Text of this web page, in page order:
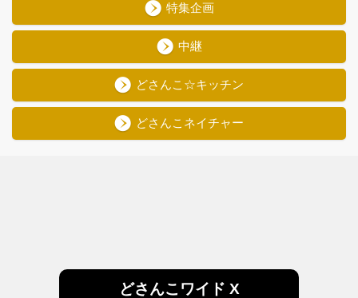
特集企画
中継
どさんこ☆キッチン
どさんこネイチャー
どさんこワイド X